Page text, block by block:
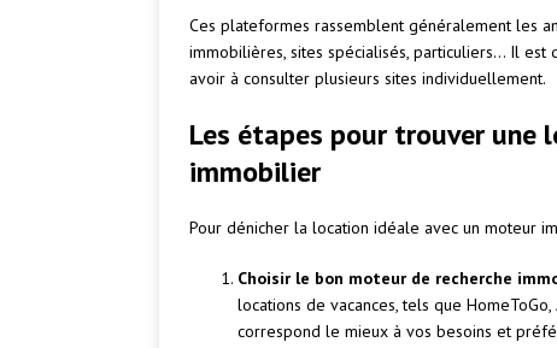
Ces plateformes rassemblent généralement les
immobilières, sites spécialisés, particuliers… Il est
avoir à consulter plusieurs sites individuellement.
Les étapes pour trouver une
immobilier
Pour dénicher la location idéale avec un moteur
Choisir le bon moteur de recherche
locations de vacances, tels que
correspond le mieux à vos besoins et